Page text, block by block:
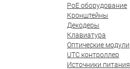
PoE оборудование
Кронштейны
Декодеры
Клавиатура
Оптические модули
UTC контроллер
Источники питания